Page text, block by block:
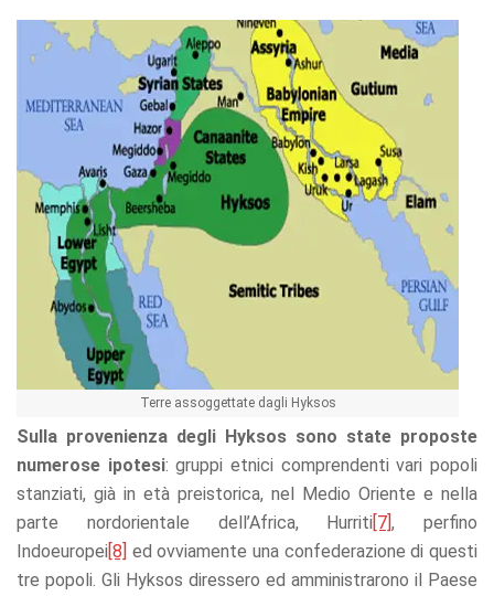
Terre assoggettate dagli Hyksos
Sulla provenienza degli Hyksos sono state proposte
numerose ipotesi: gruppi etnici comprendenti vari popoli
stanziati, già in età preistorica, nel Medio Oriente e nella
parte nordorientale dell’Africa, Hurriti[7], perfino
Indoeuropei[8] ed ovviamente una confederazione di questi
tre popoli. Gli Hyksos diressero ed amministrarono il Paese
you visit our
site, you
seeing
personalized
content and
offers.